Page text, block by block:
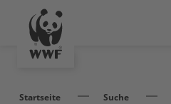
Startseite Suche